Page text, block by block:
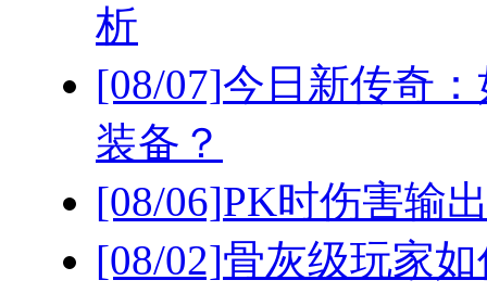
析
[08/07]今日新传奇
装备？
[08/06]PK时伤害输
[08/02]骨灰级玩家